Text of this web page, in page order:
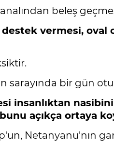
beleş
vermesi,
sarayında bir gün
insanlıktan
açıkça ortaya
Netanyanu'nın